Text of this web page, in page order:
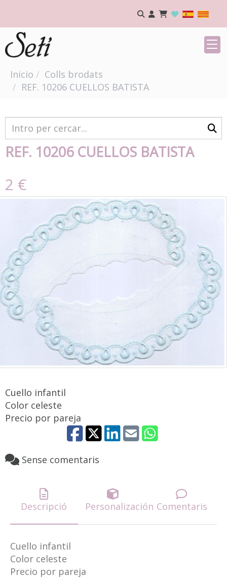
Inicio
Colls brodats
REF. 10206 CUELLOS BATISTA
REF. 10206 CUELLOS BATISTA
2 €
Cuello infantil
Color celeste
Precio por pareja
Sense comentaris
Descripció Personalización Comentaris
Cuello infantil
Color celeste
Precio por pareja